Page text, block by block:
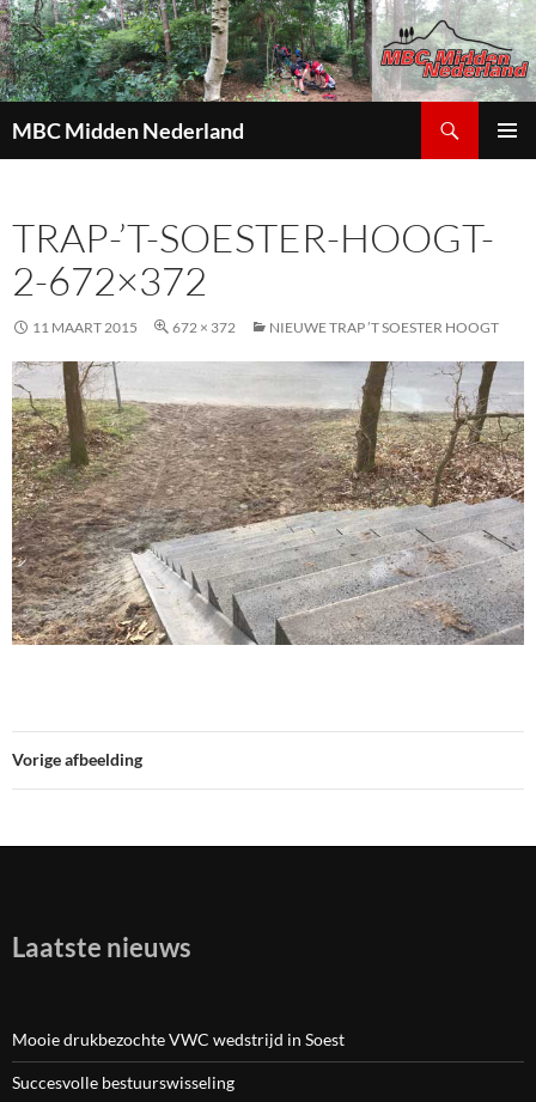
MBC Midden Nederland
INHOUD
TRAP-’T-SOESTER-HOOGT-
2-672×372
11 MAART 2015 672 × 372 NIEUWE TRAP ’T SOESTER HOOGT
Vorige afbeelding
Laatste nieuws
Mooie drukbezochte VWC wedstrijd in Soest
Succesvolle bestuurswisseling